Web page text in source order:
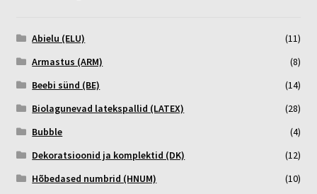
Abielu (ELU)
(11)
Armastus (ARM)
(8)
Beebi sünd (BE)
(14)
Biolagunevad latekspallid (LATEX)
(28)
Bubble
(4)
Dekoratsioonid ja komplektid (DK)
(12)
Hõbedased numbrid (HNUM)
(10)